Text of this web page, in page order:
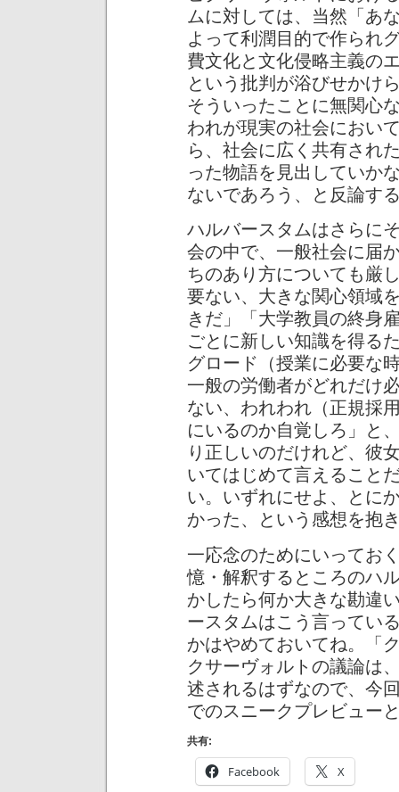
ムに対しては、当然「あ
よって利潤目的で作られ
費文化と文化侵略主義の
という批判が浴びせかけ
そういったことに無関心
われが現実の社会におい
ら、社会に広く共有され
った物語を見出していか
ないであろう、と反論す
ハルバースタムはさらに
会の中で、一般社会に届
ちのあり方についても厳
要ない、大きな関心領域
きだ」「大学教員の終身
ごとに新しい知識を得る
グロード（授業に必要な
一般の労働者がどれだけ
ない、われわれ（正規採
にいるのか自覚しろ」と
り正しいのだけれど、彼
いてはじめて言えること
い。いずれにせよ、とに
かった、という感想を抱
一応念のためにいってお
憶・解釈するところのハ
かしたら何か大きな勘違
ースタムはこう言ってい
かはやめておいてね。「
クサーヴォルトの議論は
述されるはずなので、今
でのスニークプレビュー
共有:
Facebook X